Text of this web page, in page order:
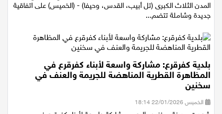
وقّعت الهستدروت، ووزارة المالية، ومركز الحكم المحلي ، بما في ذلك
المدن الثلاث الكبرى (تل أبيب، القدس، وحيفا) - (الخميس) على اتفاقية
بلدية كفرقرع: مشاركة واسعة لأبناء كفرقرع في
المظاهرة القطرية المناهضة للجريمة والعنف في
سخنين
الخميس 22/01/2026 18:14